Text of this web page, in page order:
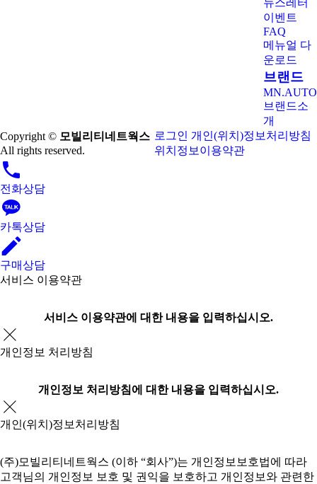
이벤트
FAQ
메뉴얼 다
운로드
브랜드
MN.AUTO
브랜드소
개
Copyright © 모빌리티네트웍스
All rights reserved.
로그인 개인(위치)정보처리방침
위치정보이용약관
전화상담
카톡상담
구매상담
서비스 이용약관
서비스 이용약관에 대한 내용을 입력하십시오.
개인정보 처리방침
개인정보 처리방침에 대한 내용을 입력하십시오.
개인(위치)정보처리방침
(주)모빌리티네트웍스 (이하 “회사”)는 개인정보보호법에 따라
고객님의 개인정보 보호 및 권익을 보호하고 개인정보와 관련한